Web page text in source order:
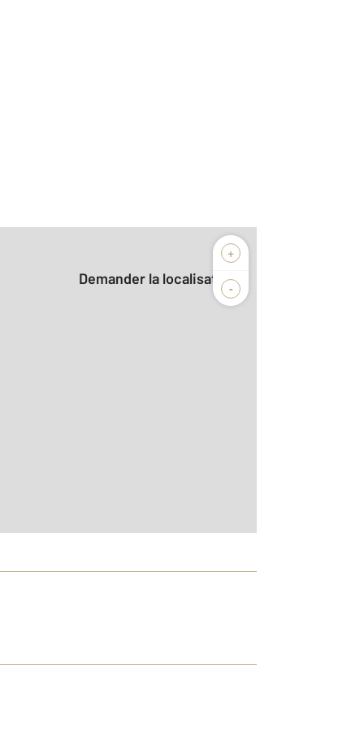
+
-
Demander la localisation